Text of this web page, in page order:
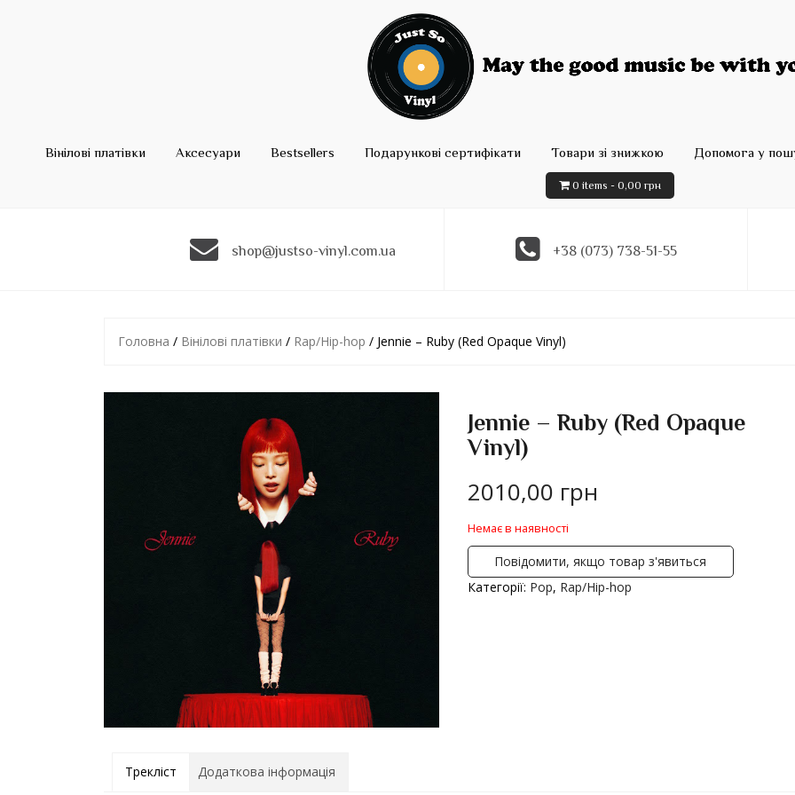
Вінілові платівки Аксесуари Bestsellers Подарункові сертифікати Товари зі знижкою Допомога у
0 items - 0,00 грн
shop@justso-vinyl.com.ua +38 (073) 738-51-55
Головна / Вінілові платівки / Rap/Hip-hop / Jennie – Ruby (Red Opaque Vinyl)
Jennie – Ruby (Red Opaque
Vinyl)
2010,00 грн
Немає в наявності
Повідомити, якщо товар з'явиться
Категорії: Pop, Rap/Hip-hop
Трекліст Додаткова інформація